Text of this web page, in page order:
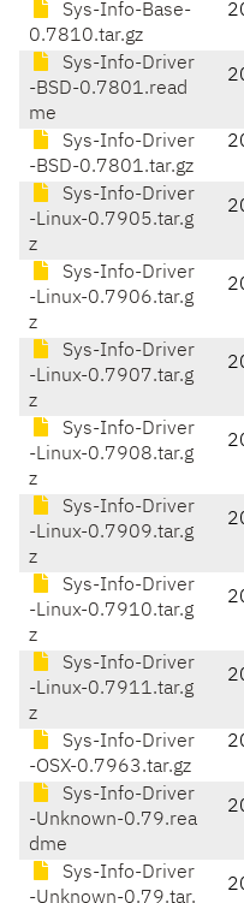
Sys-Info-Base-
0.7810.tar.gz
Sys-Info-Driver
-BSD-0.7801.read
me
Sys-Info-Driver
-BSD-0.7801.tar.gz
Sys-Info-Driver
-Linux-0.7905.tar.g
z
Sys-Info-Driver
-Linux-0.7906.tar.g
z
Sys-Info-Driver
-Linux-0.7907.tar.g
z
Sys-Info-Driver
-Linux-0.7908.tar.g
z
Sys-Info-Driver
-Linux-0.7909.tar.g
z
Sys-Info-Driver
-Linux-0.7910.tar.g
z
Sys-Info-Driver
-Linux-0.7911.tar.g
z
Sys-Info-Driver
-OSX-0.7963.tar.gz
Sys-Info-Driver
-Unknown-0.79.rea
dme
Sys-Info-Driver
-Unknown-0.79.tar.